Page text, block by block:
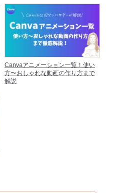
Canvaアニメーション一覧！使い
方〜おしゃれな動画の作り方まで
解説